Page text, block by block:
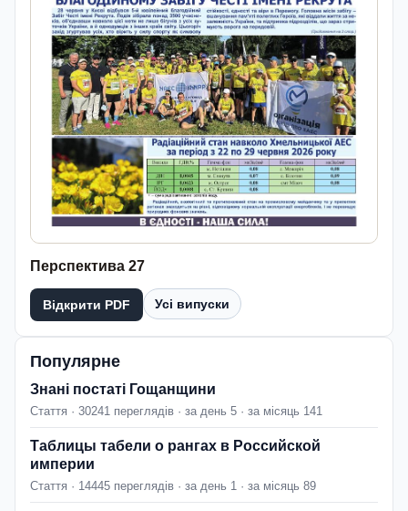
Перспектива 27
Відкрити PDF Усі випуски
Популярне
Знані постаті Гощанщини
Стаття · 30241 переглядів · за день 5 · за місяць 141
Таблицы табели о рангах в Российской
империи
Стаття · 14445 переглядів · за день 1 · за місяць 89